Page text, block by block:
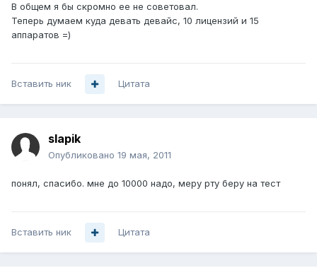
В общем я бы скромно ее не советовал.
Теперь думаем куда девать девайс, 10 лицензий и 15
аппаратов =)
Вставить ник Цитата
slapik
Опубликовано 19 мая, 2011
понял, спасибо. мне до 10000 надо, меру рту беру на тест
Вставить ник Цитата